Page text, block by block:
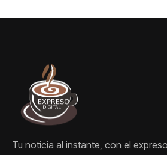
Tu noticia al instante, con el